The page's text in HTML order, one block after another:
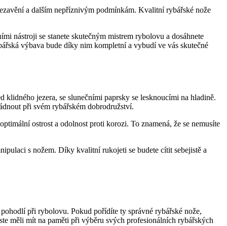
a dalším nepříznivým podmínkám. Kvalitní rybářské nože
nástroji se stanete skutečným mistrem rybolovu⁤ a dosáhnete
výbava bude díky nim​ kompletní a vybudí ‍ve vás skutečné
klidného jezera, se slunečními paprsky se lesknoucími na⁤ hladině.
při svém rybářském dobrodružství.
ostrost a odolnost proti ⁢korozi. To znamená, že se nemusíte
s ⁣nožem. Díky kvalitní rukojeti se budete cítit sebejistě a‌
při rybolovu. Pokud pořídíte ty správné rybářské nože,
měli mít na ​paměti při výběru svých profesionálních ⁢rybářských